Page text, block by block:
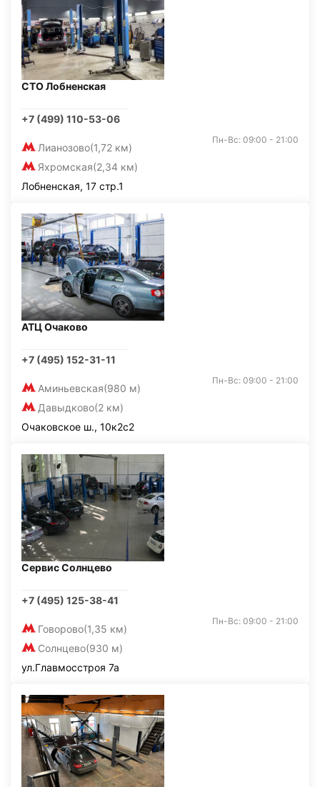
СТО Лобненская
+7 (499) 110-53-06
Лианозово(1,72 км)
Яхромская(2,34 км)
Пн-Вс: 09:00 - 21:00
Лобненская, 17 стр.1
АТЦ Очаково
+7 (495) 152-31-11
Аминьевская(980 м)
Давыдково(2 км)
Пн-Вс: 09:00 - 21:00
Очаковское ш., 10к2с2
Сервис Солнцево
+7 (495) 125-38-41
Говорово(1,35 км)
Солнцево(930 м)
Пн-Вс: 09:00 - 21:00
ул.Главмосстроя 7а